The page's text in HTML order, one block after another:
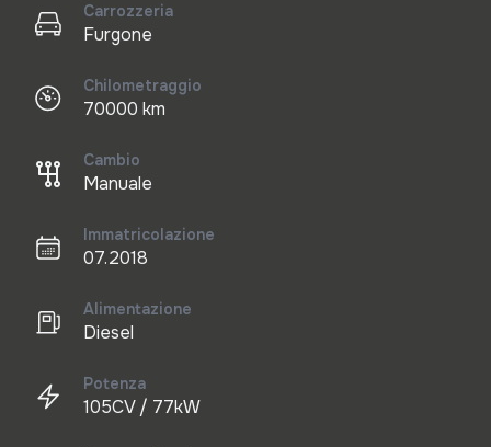
Carrozzeria
Furgone
Chilometraggio
70000 km
Cambio
Manuale
Immatricolazione
07.2018
Alimentazione
Diesel
Potenza
105CV / 77kW